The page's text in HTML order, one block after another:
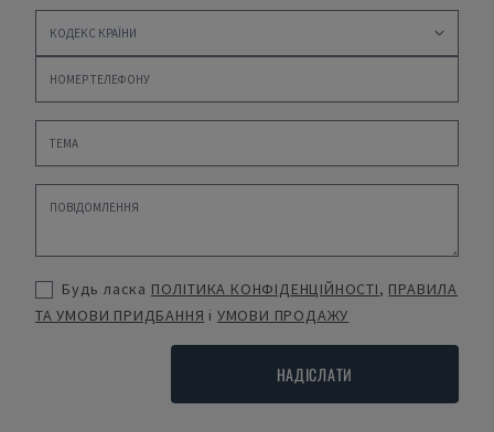
Будь ласка ПОЛІТИКА КОНФІДЕНЦІЙНОСТІ, ПРАВИЛА
ТА УМОВИ ПРИДБАННЯ і УМОВИ ПРОДАЖУ
НАДІСЛАТИ